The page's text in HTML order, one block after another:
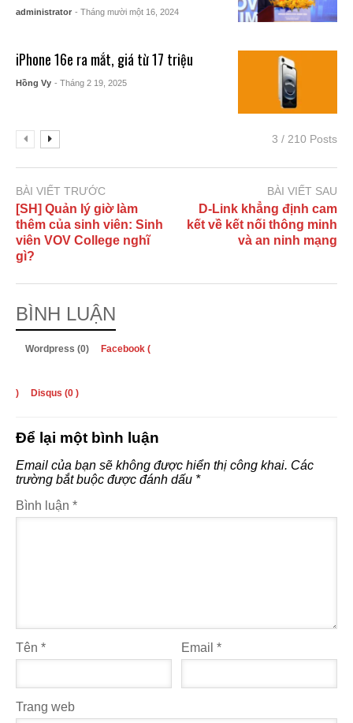
administrator - Tháng mười một 16, 2024
iPhone 16e ra mắt, giá từ 17 triệu
Hồng Vy - Tháng 2 19, 2025
3 / 210 Posts
BÀI VIẾT TRƯỚC
[SH] Quản lý giờ làm
thêm của sinh viên: Sinh
viên VOV College nghĩ
gì?
BÀI VIẾT SAU
D-Link khẳng định cam
kết về kết nối thông minh
và an ninh mạng
BÌNH LUẬN
Wordpress (0) Facebook (
) Disqus (0 )
Để lại một bình luận
Email của bạn sẽ không được hiển thị công khai. Các
trường bắt buộc được đánh dấu *
Bình luận *
Tên * Email*
Trang web